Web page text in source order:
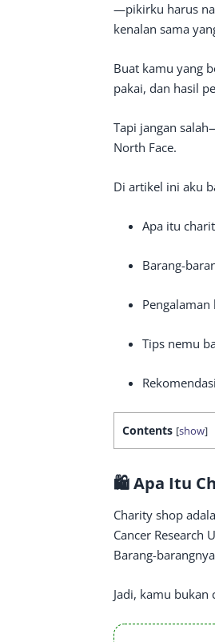
—pikirku harus
kenalan sama
Buat kamu yang
pakai, dan hasil
Tapi jangan
North Face.
Di artikel ini aku
Apa itu
Barang-
Tips nemu
Contents [show]
🛍️ Apa Itu
Charity shop
Cancer Research
Barang-
Jadi, kamu